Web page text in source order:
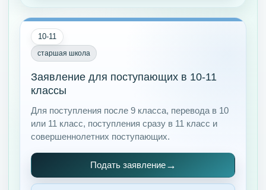
10-11
старшая школа
Заявление для поступающих в 10-11
классы
Для поступления после 9 класса, перевода в 10
или 11 класс, поступления сразу в 11 класс и
совершеннолетних поступающих.
Подать заявление